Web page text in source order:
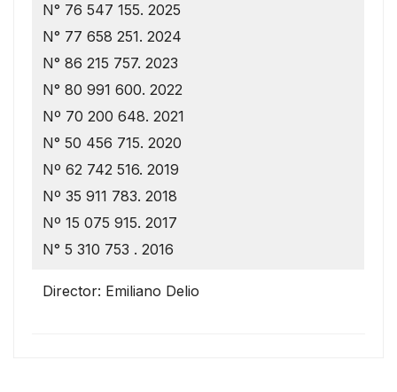
N° 76 547 155. 2025
N° 77 658 251. 2024
N° 86 215 757. 2023
N° 80 991 600. 2022
Nº 70 200 648. 2021
N° 50 456 715. 2020
Nº 62 742 516. 2019
Nº 35 911 783. 2018
Nº 15 075 915. 2017
N° 5 310 753 . 2016
Director: Emiliano Delio